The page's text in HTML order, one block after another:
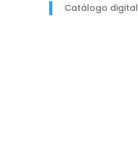
Catálogo digital